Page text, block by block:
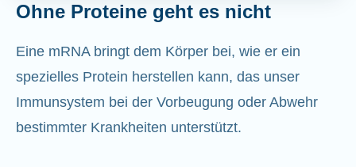
Ohne Proteine geht es nicht
Eine mRNA bringt dem Körper bei, wie er ein
spezielles Protein herstellen kann, das unser
Immunsystem bei der Vorbeugung oder Abwehr
bestimmter Krankheiten unterstützt.